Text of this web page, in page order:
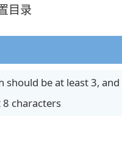
目录
should be at least 3,
characters